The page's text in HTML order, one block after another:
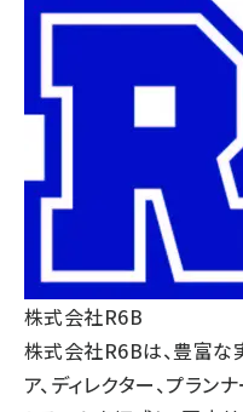
株式会社R6B
株式会社R6Bは、豊富な
ア、ディレクター、プラ